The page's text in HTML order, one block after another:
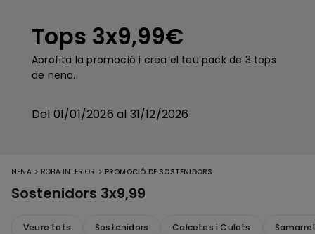
Tops 3x9,99€
Aprofita la promoció i crea el teu pack de 3 tops
de nena.
Del 01/01/2026 al 31/12/2026
NENA > ROBA INTERIOR > PROMOCIÓ DE SOSTENIDORS
Sostenidors 3x9,99
Veure tots Sostenidors Calcetes i Culots